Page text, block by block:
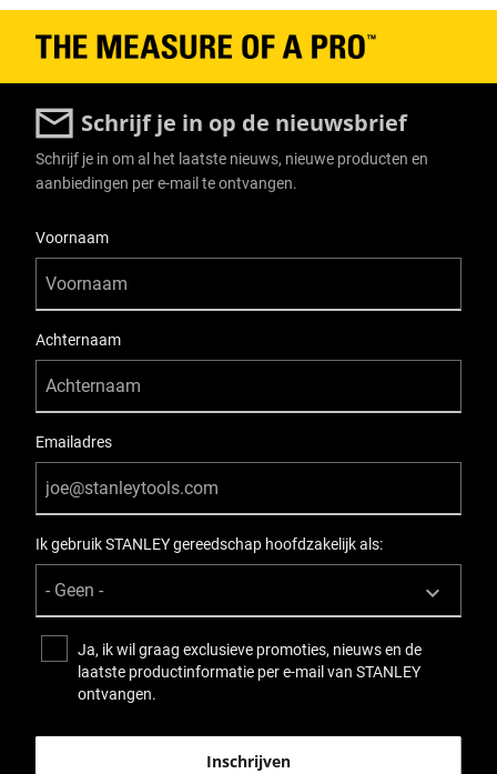
Schrijf je in op de nieuwsbrief
Schrijf je in om al het laatste nieuws, nieuwe producten en
aanbiedingen per e-mail te ontvangen.
Voornaam
Achternaam
Emailadres
Ik gebruik STANLEY gereedschap hoofdzakelijk als:
Ja, ik wil graag exclusieve promoties, nieuws en de
laatste productinformatie per e-mail van STANLEY
ontvangen.